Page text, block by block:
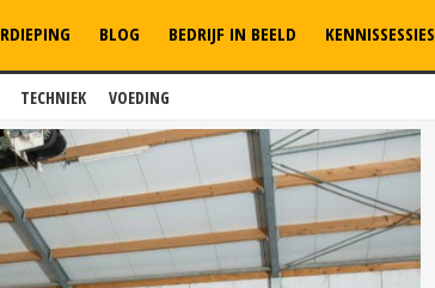
TECHNIEK VOEDING
BLOG BEDRIJF IN BEELD KENNISSESSIES